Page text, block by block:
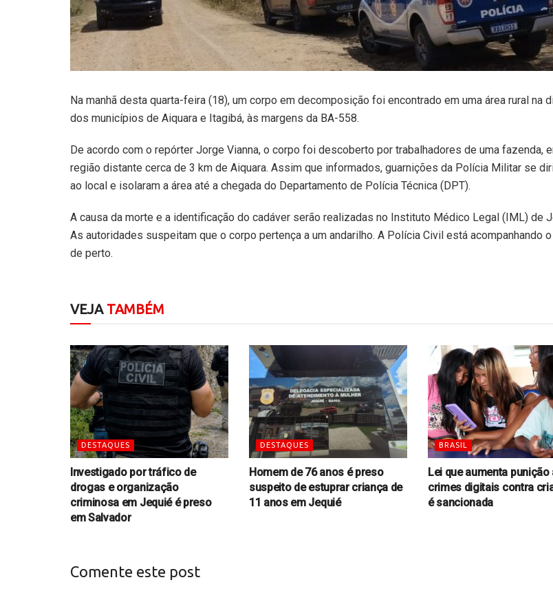
Na manhã desta quarta-feira (18), um corpo em decomposição foi encontrado em uma área rural na
dos municípios de Aiquara e Itagibá, às margens da BA-558.
De acordo com o repórter Jorge Vianna, o corpo foi descoberto por trabalhadores de uma fazenda,
região distante cerca de 3 km de Aiquara. Assim que informados, guarnições da Polícia Militar se
ao local e isolaram a área até a chegada do Departamento de Polícia Técnica (DPT).
A causa da morte e a identificação do cadáver serão realizadas no Instituto Médico Legal (IML) de
As autoridades suspeitam que o corpo pertença a um andarilho. A Polícia Civil está acompanhando
de perto.
VEJATAMBÉM
DESTAQUES
Investigado por tráfico de
drogas e organização
criminosa em Jequié é preso
em Salvador
DESTAQUES
Homem de 76 anos é preso
suspeito de estuprar criança de
11 anos em Jequié
BRASIL
Lei que aumenta punição
crimes digitais contra
é sancionada
Comente este post